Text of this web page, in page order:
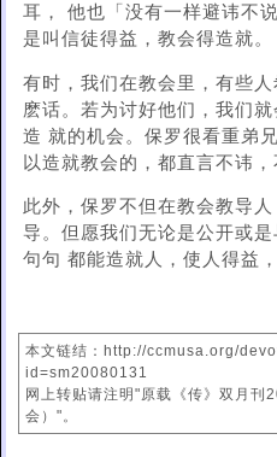
耳， 他也「没有一样避讳不
是叫信徒得益，教会得造就。
有时，我们在教会里，有些
麽话。若为讨好他们，我们
造 就的机会。保罗很看重弟
以造就教会的，都直言不讳，
此外，保罗不但在教会教导
导。但愿我们无论是公开或
句句 都能造就人，使人得益
本文链结：http://ccmusa.org/
id=sm20080131
网上转贴请注明"原载《传》双月刊
会）"。